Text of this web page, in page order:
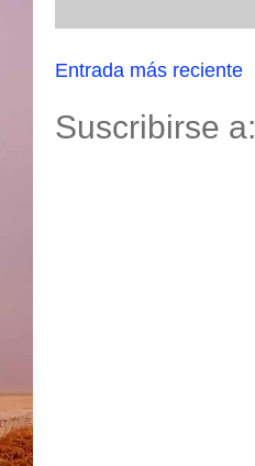
Entrada más reciente
Suscribirse a: